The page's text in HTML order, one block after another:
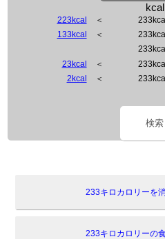
kcal
223kcal ＜
133kcal
＜
23kcal ＜
2kcal
＜
検索
233キロカロリーを
233キロカロリーの